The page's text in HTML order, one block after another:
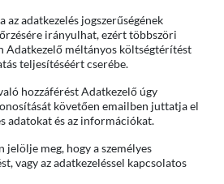
az adatkezelés jogszerűségének
irányulhat, ezért többszöri
Adatkezelő méltányos költségtérítést
teljesítéséért cserébe.
hozzáférést Adatkezelő úgy
követően emailben juttatja el
adatokat és az információkat.
jelölje meg, hogy a személyes
vagy az adatkezeléssel kapcsolatos